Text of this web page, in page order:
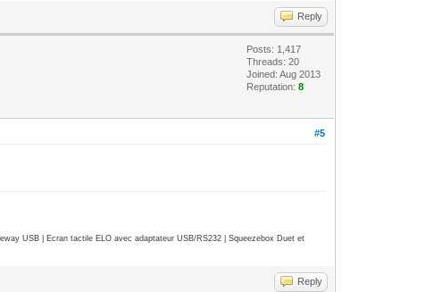
Reply
Posts: 1,417
Threads: 20
Joined: Aug 2013
Reputation:8
#5
USB | Ecran tactile ELO avec adaptateur USB/RS232 | Squeezebox Duet et
Reply